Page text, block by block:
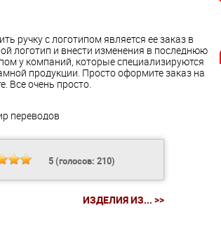
ручку с логотипом является ее заказ в
логотип и внести изменения в последнюю
у компаний, которые специализируются
продукции. Просто оформите заказ на
Все очень просто.
переводов
5(голосов: 210)
ИЗДЕЛИЯ ИЗ... >>